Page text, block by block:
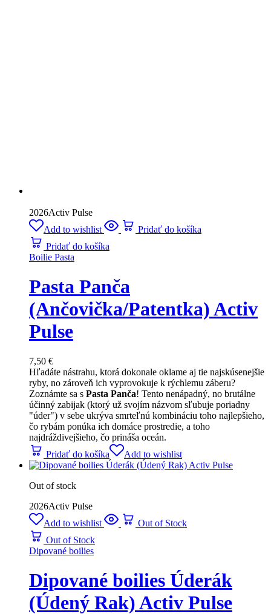
2026Activ Pulse
Add to wishlist
Pridať do košíka
Pridať do košíka
Boilie Pasta
Pasta Panča
(Ančovička/Patentka) Activ
Pulse
7,50 €
Hľadáte nástrahu, ktorá dokonale oklame aj tie najskúsenejšie
ryby, no zároveň ich vyprovokuje k rýchlemu záberu?
Zoznámte sa s Pasta Panča! Tento nenápadný, no brutálne
účinný zabijak (ktorý už svojím názvom sľubuje poriadny
"úder") v sebe ukrýva smrteľnú kombináciu toho najlepšieho,
čo rybám ponúka ich domáce prostredie, a toho
najdráždivejšieho, čo prináša oceán.
Pridať do košíka
Add to wishlist
Out of stock
2026Activ Pulse
Add to wishlist
Out of Stock
Out of Stock
Dipované boilies
Dipované boilies Úderák
(Údený Rak) Activ Pulse